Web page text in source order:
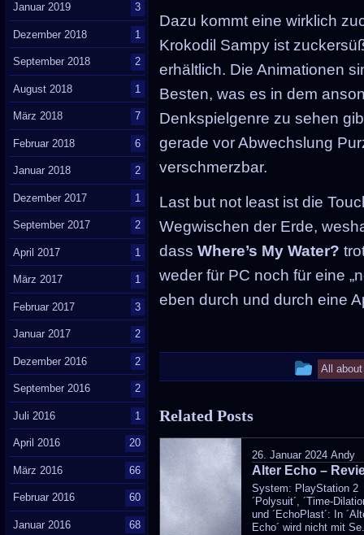
Dazu kommt eine wirklich
Krokodil Sampy ist
erhältlich. Die Animationen
Besten, was es in dem
Denkspielgenre zu sehen
gerade vor Abwechslung
verschmerzbar.
Last but not least ist die
Wegwischen der Erde,
dassWhere’s My Water?
weder für PC noch für eine
eben durch und durch eine
This
in
All
Related Posts
26. Januar 2024 Andy
Alter Echo –
System: PlayStation 2
´Polysuit´, ´Time-
und ´EchoPlast´: In
Echo´ wird nicht mit
Januar 2019 3
Dezember 2018 1
September 2018 2
August 2018 1
März 2018 7
Februar 2018 6
Januar 2018 2
Dezember 2017 1
September 2017 2
April 2017 1
März 2017 1
Februar 2017 3
Januar 2017 2
Dezember 2016 2
September 2016 2
Juli 2016 1
April 2016 20
März 2016 66
Februar 2016 60
Januar 2016 68